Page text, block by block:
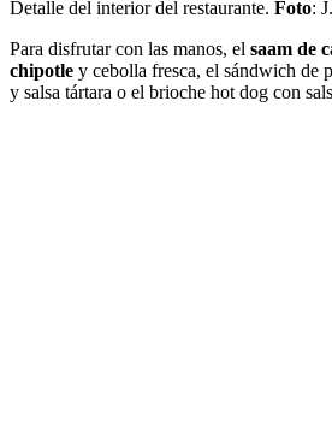
Detalle del interior del restaurante. Foto:
Para disfrutar con las manos, el saam de
chipotle y cebolla fresca, el sándwich de
y salsa tártara o el brioche hot dog con